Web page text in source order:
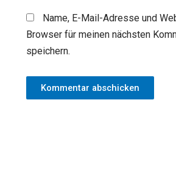
Name, E-Mail-Adresse und
Browser für meinen nächsten
speichern.